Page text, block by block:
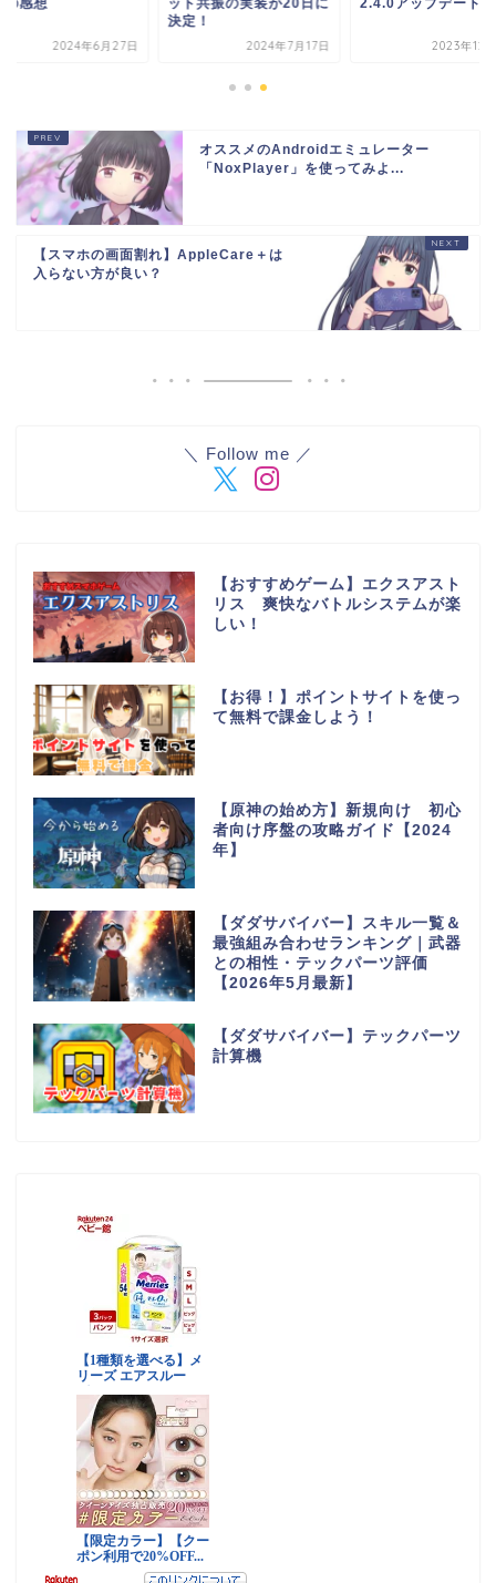
の感想
2024年6月27日
ット共振の実装が20日に
決定！
2024年7月17日
2.4.0アップデート
2023年12
オススメのAndroidエミュレーター
「NoxPlayer」を使ってみよ...
【スマホの画面割れ】AppleCare＋は
入らない方が良い？
＼ Follow me ／
【おすすめゲーム】エクスアスト
リス 爽快なバトルシステムが楽
しい！
【お得！】ポイントサイトを使っ
て無料で課金しよう！
【原神の始め方】新規向け 初心
者向け序盤の攻略ガイド【2024
年】
【ダダサバイバー】スキル一覧＆
最強組み合わせランキング｜武器
との相性・テックパーツ評価
【2026年5月最新】
【ダダサバイバー】テックパーツ
計算機